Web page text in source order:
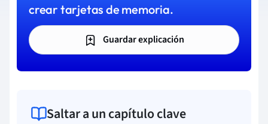
crear tarjetas de memoria.
Guardar explicación
Saltar a un capítulo clave